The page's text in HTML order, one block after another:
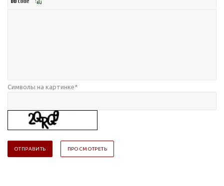
Символы на картинке*